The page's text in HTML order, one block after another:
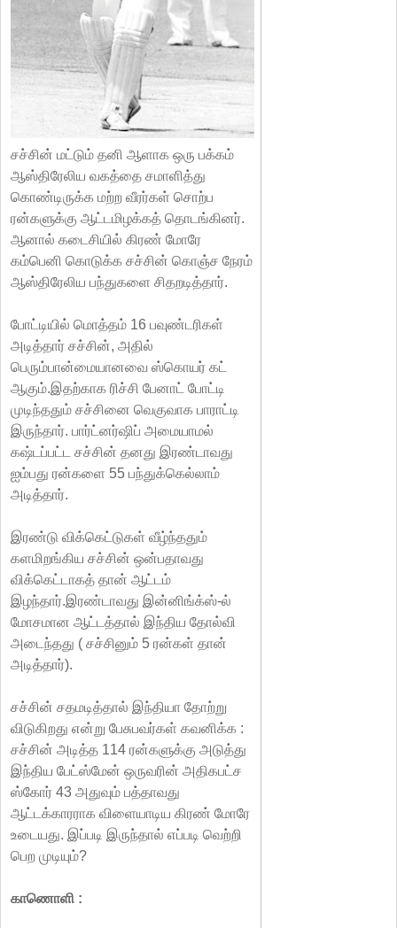
சச்சின் மட்டும் தனி ஆளாக ஒரு பக்கம்
ஆஸ்திரேலிய வகத்தை சமாளித்து
கொண்டிருக்க மற்ற வீரர்கள் சொற்ப
ரன்களுக்கு ஆட்டமிழக்கத் தொடங்கினர்.
ஆனால் கடைசியில் கிரண் மோரே
கம்பெனி கொடுக்க சச்சின் கொஞ்ச நேரம்
ஆஸ்திரேலிய பந்துகளை சிதறடித்தார்.
போட்டியில் மொத்தம் 16 பவுண்டரிகள்
அடித்தார் சச்சின், அதில்
பெரும்பான்மையானவை ஸ்கொயர் கட்
ஆகும்.இதற்காக ரிச்சி பேனாட் போட்டி
முடிந்ததும் சச்சினை வெகுவாக பாராட்டி
இருந்தார். பார்ட்னர்ஷிப் அமையாமல்
கஷ்டப்பட்ட சச்சின் தனது இரண்டாவது
ஐம்பது ரன்களை 55 பந்துக்கெல்லாம்
அடித்தார்.
இரண்டு விக்கெட்டுகள் வீழ்ந்ததும்
களமிறங்கிய சச்சின் ஒன்பதாவது
விக்கெட்டாகத் தான் ஆட்டம்
இழந்தார்.இரண்டாவது இன்னிங்க்ஸ்-ல்
மோசமான ஆட்டத்தால் இந்திய தோல்வி
அடைந்தது ( சச்சினும் 5 ரன்கள் தான்
அடித்தார்).
சச்சின் சதமடித்தால் இந்தியா தோற்று
விடுகிறது என்று பேசுபவர்கள் கவனிக்க :
சச்சின் அடித்த 114 ரன்களுக்கு அடுத்து
இந்திய பேட்ஸ்மேன் ஒருவரின் அதிகபட்ச
ஸ்கோர் 43 அதுவும் பத்தாவது
ஆட்டக்காரராக விளையாடிய கிரண் மோரே
உடையது. இப்படி இருந்தால் எப்படி வெற்றி
பெற முடியும்?
காணொளி :